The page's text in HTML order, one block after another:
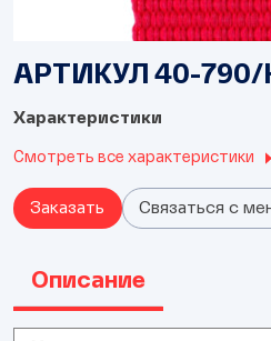
АРТИКУЛ 40-790/
Характеристики
Смотреть все характеристики
Заказать Связаться с
Описание